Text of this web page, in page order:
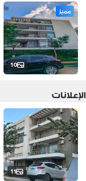
10
مميز
الإعلانات
11